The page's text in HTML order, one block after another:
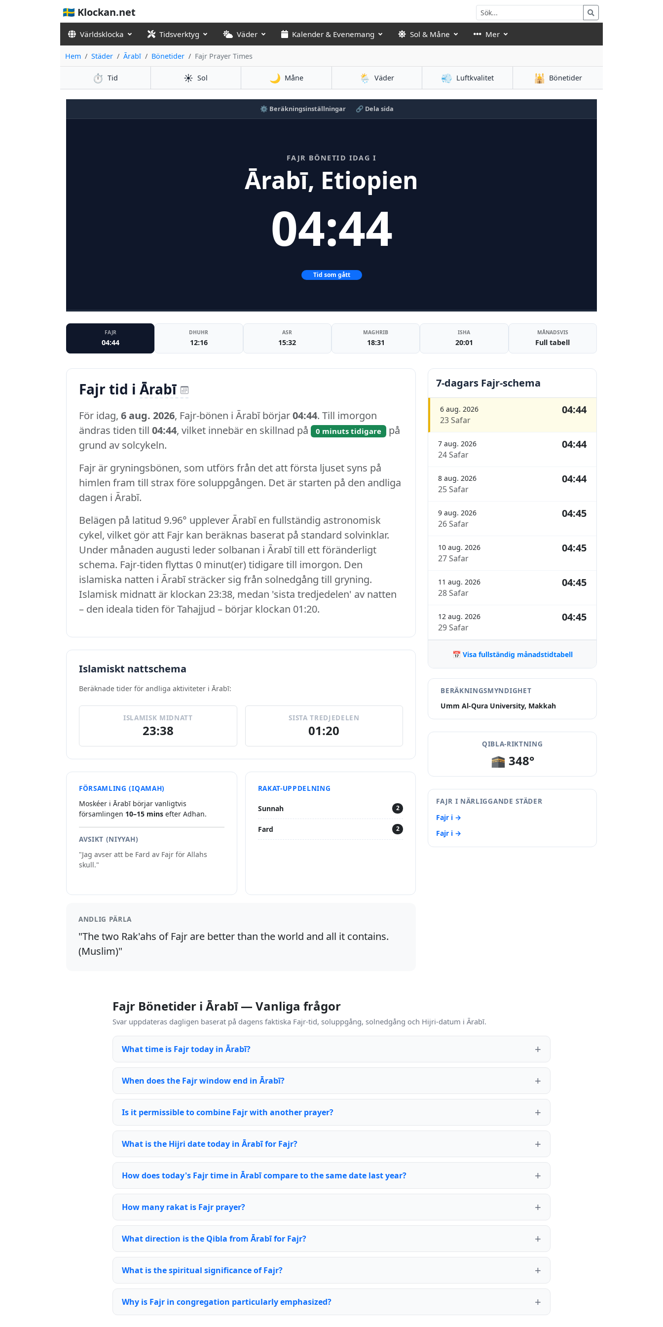
🇸🇪 Klockan.net
Världsklocka Tidsverktyg Väder Kalender & Evenemang Sol & Måne Mer
Hem Städer Ārabī Bönetider Fajr Prayer Times
⏱️ Tid ☀️ Sol 🌙 Måne 🌦️ Väder 💨 Luftkvalitet 🕌 Bönetider
⚙️ Beräkningsinställningar 🔗 Dela sida
FAJR BÖNETID IDAG I
Ārabī, Etiopien
04:44
Tid som gått
FAJR
04:44
DHUHR
12:16
ASR
15:32
MAGHRIB
18:31
ISHA
20:01
MÅNADSVIS
Full tabell
Fajr tid i Ārabī
För idag, 6 aug. 2026, Fajr-bönen i Ārabī börjar04:44. Till imorgon
ändras tiden till 04:44, vilket innebär en skillnad på 0 minuts tidigare på
grund av solcykeln.
Fajr är gryningsbönen, som utförs från det att första ljuset syns på
himlen fram till strax före soluppgången. Det är starten på den andliga
dagen i Ārabī.
Belägen på latitud 9.96° upplever Ārabī en fullständig astronomisk
cykel, vilket gör att Fajr kan beräknas baserat på standard solvinklar.
Under månaden augusti leder solbanan i Ārabī till ett föränderligt
schema. Fajr-tiden flyttas 0 minut(er) tidigare till imorgon. Den
islamiska natten i Ārabī sträcker sig från solnedgång till gryning.
Islamisk midnatt är klockan 23:38, medan 'sista tredjedelen' av natten
– den ideala tiden för Tahajjud – börjar klockan 01:20.
Islamiskt nattschema
Beräknade tider för andliga aktiviteter i Ārabī:
ISLAMISK MIDNATT
23:38
SISTA TREDJEDELEN
01:20
FÖRSAMLING (IQAMAH)
Moskéer i Ārabī börjar vanligtvis
församlingen 10–15 mins efter Adhan.
AVSIKT (NIYYAH)
"Jag avser att be Fard av Fajr för Allahs
skull."
RAKAT-UPPDELNING
Sunnah 2
Fard 2
ANDLIG PÄRLA
"The two Rak'ahs of Fajr are better than the world and all it contains.
(Muslim)"
7-dagars Fajr-schema
6 aug. 2026
23 Safar
04:44
7 aug. 2026
24 Safar
04:44
8 aug. 2026
25 Safar
04:44
9 aug. 2026
26 Safar
04:45
10 aug. 2026
27 Safar
04:45
11 aug. 2026
28 Safar
04:45
12 aug. 2026
29 Safar
04:45
📅 Visa fullständig månadstidtabell
BERÄKNINGSMYNDIGHET
Umm Al-Qura University, Makkah
QIBLA-RIKTNING
🕋 348°
FAJR I NÄRLIGGANDE STÄDER
Fajr i →
Fajr i →
Fajr Bönetider i Ārabī — Vanliga frågor
Svar uppdateras dagligen baserat på dagens faktiska Fajr-tid, soluppgång, solnedgång och Hijri-datum i Ārabī.
What time is Fajr today in Ārabī?
When does the Fajr window end in Ārabī?
Is it permissible to combine Fajr with another prayer?
What is the Hijri date today in Ārabī for Fajr?
How does today's Fajr time in Ārabī compare to the same date last year?
How many rakat is Fajr prayer?
What direction is the Qibla from Ārabī for Fajr?
What is the spiritual significance of Fajr?
Why is Fajr in congregation particularly emphasized?